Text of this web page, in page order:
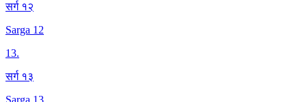
सर्ग १२
Sarga 12
13.
सर्ग १३